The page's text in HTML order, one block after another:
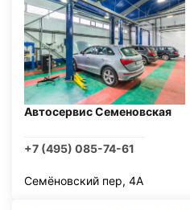
Автосервис Семеновская
+7 (495) 085-74-61
Семёновский пер, 4А